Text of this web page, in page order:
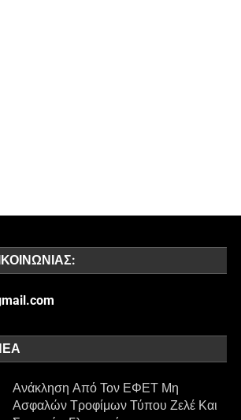
Ανάκληση Από Τον ΕΦΕΤ Μη
Ασφαλών Τροφίμων Τύπου Ζελέ Και